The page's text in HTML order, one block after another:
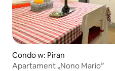
Condo w: Piran
Apartament „Nono Mario”